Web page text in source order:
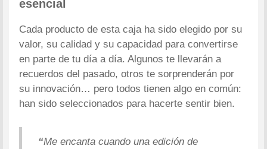
esencial
Cada producto de esta caja ha sido elegido por su
valor, su calidad y su capacidad para convertirse
en parte de tu día a día. Algunos te llevarán a
recuerdos del pasado, otros te sorprenderán por
su innovación… pero todos tienen algo en común:
han sido seleccionados para hacerte sentir bien.
“Me encanta cuando una edición de